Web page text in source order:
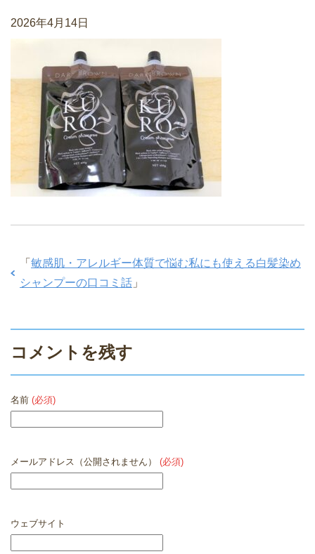
2026年4月14日
「 敏感肌・アレルギー体質で悩む私にも使える白髪染め
シャンプーの口コミ話 」
コメントを残す
名前 (必須)
メールアドレス（公開されません） (必須)
ウェブサイト